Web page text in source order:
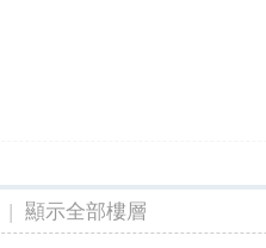
| 顯示全部樓層